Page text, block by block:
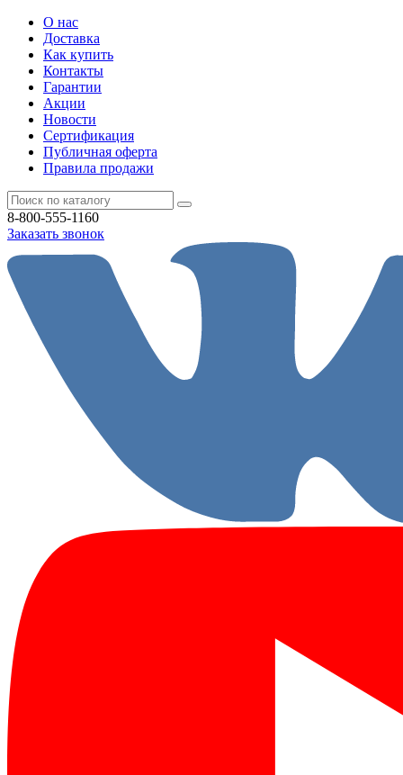
О нас
Доставка
Как купить
Контакты
Гарантии
Акции
Новости
Cертификация
Публичная оферта
Правила продажи
8-800-555-1160
Заказать звонок